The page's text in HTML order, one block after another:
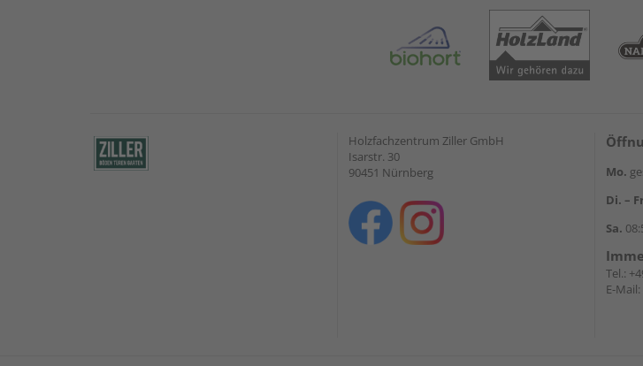
Holzfachzentrum Ziller GmbH
Isarstr. 30
90451 Nürnberg
Mo.
Di. –
Sa.
Tel.:
E-Mail: